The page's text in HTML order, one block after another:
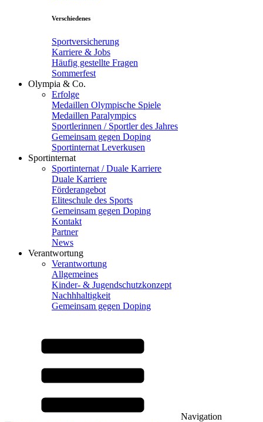
Verschiedenes
Sportversicherung
Karriere & Jobs
Häufig gestellte Fragen
Sommerfest
Olympia & Co.
Erfolge
Medaillen Olympische Spiele
Medaillen Paralympics
Sportlerinnen / Sportler des Jahres
Gemeinsam gegen Doping
Sportinternat Leverkusen
Sportinternat
Sportinternat / Duale Karriere
Duale Karriere
Förderangebot
Eliteschule des Sports
Gemeinsam gegen Doping
Kontakt
Partner
News
Verantwortung
Verantwortung
Allgemeines
Kinder- & Jugendschutzkonzept
Nachhhaltigkeit
Gemeinsam gegen Doping
Navigation